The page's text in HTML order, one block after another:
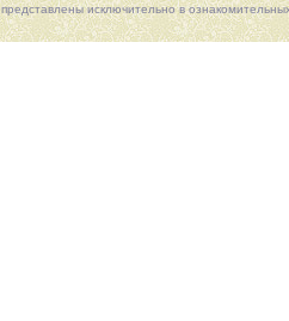
представлены исключительно в